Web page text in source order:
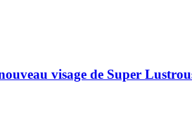
visage de Super